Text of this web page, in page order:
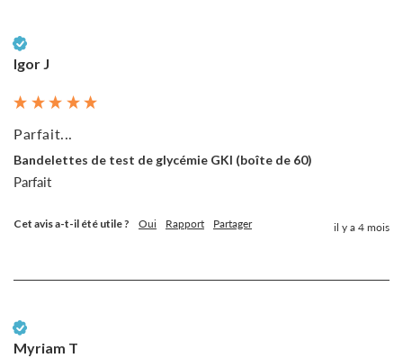
Igor J
Parfait...
Bandelettes de test de glycémie GKI (boîte de 60)
Parfait
Cet avis a-t-il été utile ? Oui Rapport Partager il y a 4 mois
Myriam T